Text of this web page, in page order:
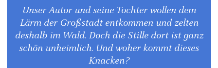
Unser Autor und seine Tochter wollen dem
Lärm der Großstadt entkommen und zelten
deshalb im Wald. Doch die Stille dort ist ganz
schön unheimlich. Und woher kommt dieses
Knacken?